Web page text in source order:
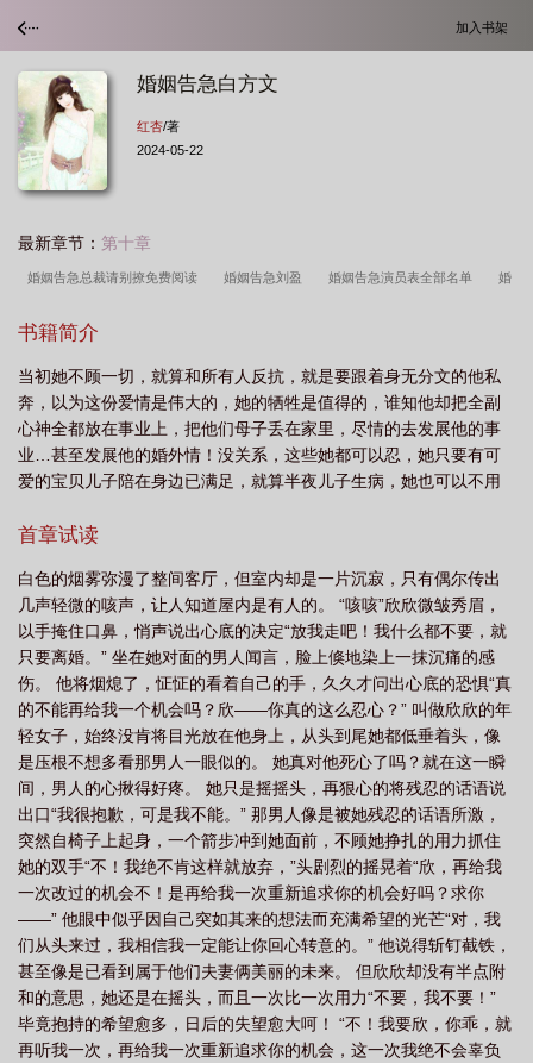
加入书架
婚姻告急白方文
红杏/著
2024-05-22
最新章节： 第十章
婚姻告急总裁请别撩免费阅读 婚姻告急刘盈 婚姻告急演员表全部名单 婚
短剧演员
姻告急夏叶是谁演的 婚姻告急电视剧全集免费观看 婚姻告急40集全部免
费 婚姻告急夏叶的扮演者 婚姻告急白方文 婚姻告急短剧全集 婚姻告急
宝贝来袭短剧在线观看免费 婚姻告急演员表 婚姻告急免费阅读目录 婚姻告
急夏叶免费完整版 婚姻告急白月光滚远大结局 婚姻告急80集免费观看 婚
急短剧演员刘盈 婚姻告急短剧全集免费观看完整版 婚姻告急夏叶真名叫什
么 婚姻告急短剧演员表 幸福重启短剧 婚姻告急夏叶扮演者叫什么名
字 白月光滚远点免费阅读 婚姻告急短剧完整版 婚姻告急全集免费观
看 婚姻告急百度 婚姻告急 丈夫疑出轨下属该怎么办 婚姻告急白月光滚
远 婚姻告急完整版免费观看 婚姻告急 夏叶 婚姻告急丈夫疑出轨下属家暴
妻子 婚姻告急短剧 婚姻告急短剧全集剧情介绍 婚姻告急短剧女主演员叫什
么 婚姻告急40集全部免费观看 婚姻告急萌宝来袭完整版免费 婚姻告急短
剧免费观看全集 婚姻告急言少 婚姻告急短剧(夏叶与言)在线观看免费
告急夏叶全集免费观看 婚姻告急夏叶短剧免费播放 婚姻告急 丈夫疑出轨下属
怎么办? 短剧婚姻告急 婚姻告急女主角 婚姻告急短剧演员表介绍 婚姻
姻告急短剧免费观看 婚姻告急女主叫什么 婚姻告急女主夏叶谁扮演的 婚姻
告急完整版 白月光滚远点 婚姻告急短剧在线播放 婚姻告急短剧在线观
看 婚姻告急1-40集 婚姻告急全部演员表 婚姻告急 丈夫疑出轨下属 婚
书籍简介
当初她不顾一切，就算和所有人反抗，就是要跟着身无分文的他私
奔，以为这份爱情是伟大的，她的牺牲是值得的，谁知他却把全副
心神全都放在事业上，把他们母子丢在家里，尽情的去发展他的事
业…甚至发展他的婚外情！没关系，这些她都可以忍，她只要有可
爱的宝贝儿子陪在身边已满足，就算半夜儿子生病，她也可以不用
以拚死命度过，怎料老天竟残忍的夺走她的心肝宝贝，让她整个人
也不肯，恳求着要和她重新开始，他，以为还来得及吗？
首章试读
白色的烟雾弥漫了整间客厅，但室内却是一片沉寂，只有偶尔传出
几声轻微的咳声，让人知道屋内是有人的。 “咳咳”欣欣微皱秀眉，
以手掩住口鼻，悄声说出心底的决定“放我走吧！我什么都不要，就
只要离婚。” 坐在她对面的男人闻言，脸上倏地染上一抹沉痛的感
伤。 他将烟熄了，怔怔的看着自己的手，久久才问出心底的恐惧“真
的不能再给我一个机会吗？欣——你真的这么忍心？” 叫做欣欣的年
轻女子，始终没肯将目光放在他身上，从头到尾她都低垂着头，像
是压根不想多看那男人一眼似的。 她真对他死心了吗？就在这一瞬
间，男人的心揪得好疼。 她只是摇摇头，再狠心的将残忍的话语说
出口“我很抱歉，可是我不能。” 那男人像是被她残忍的话语所激，
突然自椅子上起身，一个箭步冲到她面前，不顾她挣扎的用力抓住
她的双手“不！我绝不肯这样就放弃，”头剧烈的摇晃着“欣，再给我
一次改过的机会不！是再给我一次重新追求你的机会好吗？求你
——” 他眼中似乎因自己突如其来的想法而充满希望的光芒“对，我
们从头来过，我相信我一定能让你回心转意的。” 他说得斩钉截铁，
甚至像是已看到属于他们夫妻俩美丽的未来。 但欣欣却没有半点附
和的意思，她还是在摇头，而且一次比一次用力“不要，我不要！”
毕竟抱持的希望愈多，日后的失望愈大呵！ “不！我要欣，你乖，就
再听我一次，再给我一次重新追求你的机会，这一次我绝不会辜负